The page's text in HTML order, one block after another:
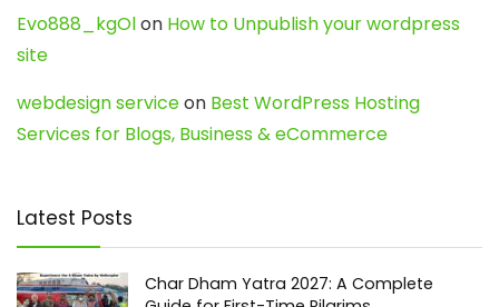
Evo888_kgOlon How to Unpublish your wordpress
site
webdesign serviceon Best WordPress Hosting
Services for Blogs, Business & eCommerce
Latest Posts
Char Dham Yatra 2027: A Complete